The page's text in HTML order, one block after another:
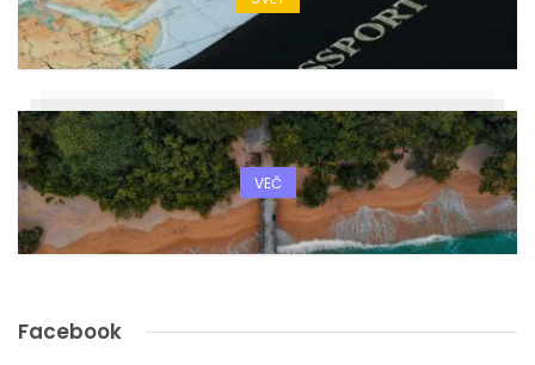
VEČ
Facebook